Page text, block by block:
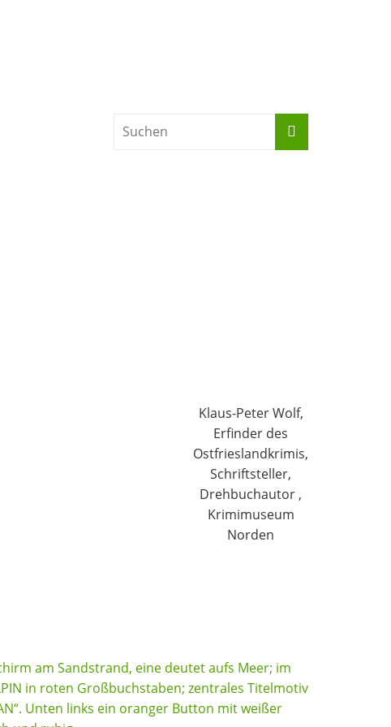
Klaus-Peter Wolf,
Erfinder des
Ostfrieslandkrimis,
Schriftsteller,
Drehbuchautor ,
Krimimuseum
Norden